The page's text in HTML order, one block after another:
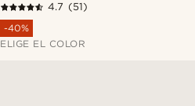
4.7 (51)
-40%
ELIGE EL COLOR